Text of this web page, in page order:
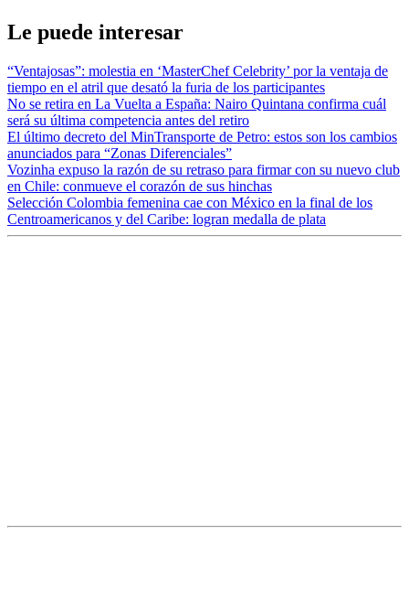
Le puede interesar
“Ventajosas”: molestia en ‘MasterChef Celebrity’ por la ventaja de
tiempo en el atril que desató la furia de los participantes
No se retira en La Vuelta a España: Nairo Quintana confirma cuál
será su última competencia antes del retiro
El último decreto del MinTransporte de Petro: estos son los cambios
anunciados para “Zonas Diferenciales”
Vozinha expuso la razón de su retraso para firmar con su nuevo club
en Chile: conmueve el corazón de sus hinchas
Selección Colombia femenina cae con México en la final de los
Centroamericanos y del Caribe: logran medalla de plata